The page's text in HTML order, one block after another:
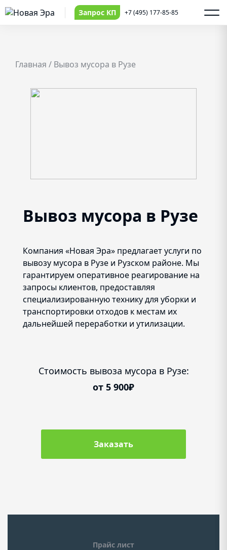
Запрос КП +7 (495) 177-85-85
Главная / Вывоз мусора в Рузе
Вывоз мусора в Рузе
Компания «Новая Эра» предлагает услуги по
вывозу мусора в Рузе и Рузском районе. Мы
гарантируем оперативное реагирование на
запросы клиентов, предоставляя
специализированную технику для уборки и
транспортировки отходов к местам их
дальнейшей переработки и утилизации.
Стоимость вывоза мусора в Рузе:
от 5 900₽
Заказать
Прайс лист